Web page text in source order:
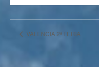
VALENCIA 2ª FERIA